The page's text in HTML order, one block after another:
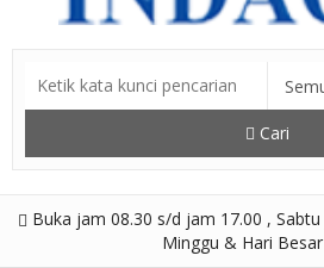
Cari
Buka jam 08.30 s/d jam 17.00 ,
Minggu & Hari